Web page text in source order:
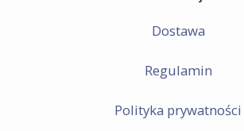
Dostawa
Regulamin
Polityka prywatności